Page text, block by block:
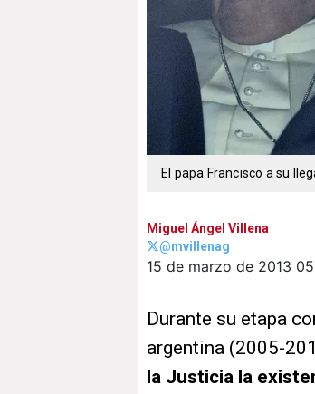
El papa Francisco a su
Miguel Ángel Villena
@mvillenag
15 de marzo de 2013
Durante su etapa
argentina (2005-
la Justicia la